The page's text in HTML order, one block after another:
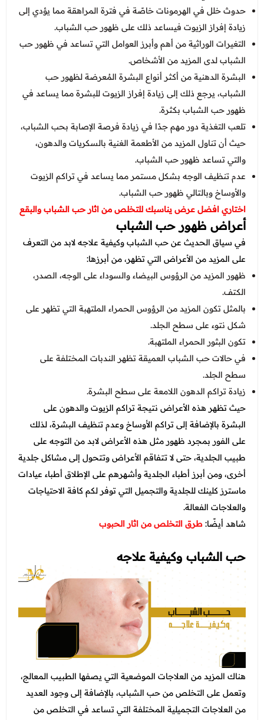
عروض الاشعة
عروض الباطنة
عروض العظام
عروض الانف والاذن والحنجرة
عروض العلاج الطبيعي
حدوث خلل في الهرمونات خاصًة في فترة المراهقة مما يؤدي إلى
زيادة إفراز الزيوت فيساعد ذلك على ظهور حب الشباب.
التغيرات الوراثية من أهم وأبرز العوامل التي تساعد في ظهور حب
الشباب لدى المزيد من الأشخاص.
البشرة الدهنية من أكثر أنواع البشرة المُعرضة لظهور حب
الشباب، يرجع ذلك إلى زيادة إفراز الزيوت للبشرة مما يساعد في
ظهور حب الشباب بكثرة.
تلعب التغذية دور مهم جدًا في زيادة فرصة الإصابة بحب الشباب،
حيث أن تناول المزيد من الأطعمة الغنية بالسكريات والدهون،
والتي تساعد ظهور حب الشباب.
عدم تنظيف الوجه بشكل مستمر مما يساعد في تراكم الزيوت
والأوساخ وبالتالي ظهور حب الشباب.
اختاري افضل عرض يناسبك للتخلص من اثار حب الشباب والبقع
أعراض ظهور حب الشباب
في سياق الحديث عن حب الشباب وكيفية علاجه لابد من التعرف
على المزيد من الأعراض التي تظهر، من أبرزها:
ظهور المزيد من الرؤوس البيضاء والسوداء على الوجه، الصدر،
الكتف.
بالمثل تكون المزيد من الرؤوس الحمراء الملتهبة التي تظهر على
شكل نتوء على سطح الجلد.
تكون البثور الحمراء الملتهبة.
في حالات حب الشباب العميقة تظهر الندبات المختلفة على
سطح الجلد.
زيادة تراكم الدهون اللامعة على سطح البشرة.
حيث تظهر هذه الأعراض نتيجة تراكم الزيوت والدهون على
البشرة بالإضافة إلى تراكم الأوساخ وعدم تنظيف البشرة، لذلك
على الفور بمجرد ظهور مثل هذه الأعراض لابد من التوجه على
طبيب الجلدية، حتى لا تتفاقم الأعراض وتتحول إلى مشاكل جلدية
أخرى، ومن أبرز أطباء الجلدية وأشهرهم على الإطلاق أطباء عيادات
ماسترز كلينك للجلدية والتجميل التي توفر لكم كافة الاحتياجات
والعلاجات الفعالة.
شاهد أيضًا: طرق التخلص من اثار الحبوب
حب الشباب وكيفية علاجه
هناك المزيد من العلاجات الموضعية التي يصفها الطبيب المعالج،
وتعمل على التخلص من حب الشباب، بالإضافة إلى وجود العديد
من العلاجات التجميلية المختلفة التي تساعد في التخلص من